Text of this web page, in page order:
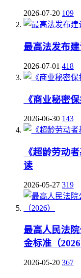
2026-07-20 109
最高法发布建
2026-07-01 418
《商业秘密
2026-06-30 143
《超龄劳动
读
2026-05-27 319
最高人民法
金标准（2026
2026-05-20 367